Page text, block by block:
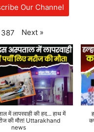
Our Channel
387 Next »
में लापरवाही की हद... हाथ में
की मौत! Uttarakhand
news